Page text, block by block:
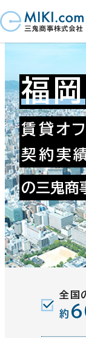
福岡
賃貸オ
契約実
の三鬼商
全国
約